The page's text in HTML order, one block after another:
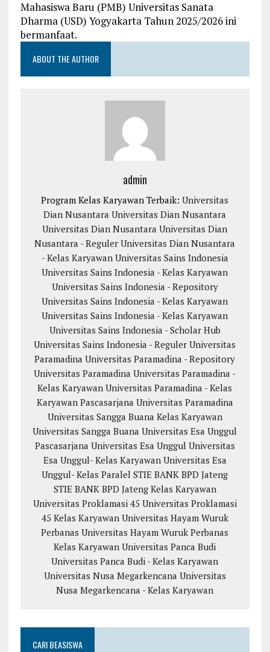
Mahasiswa Baru (PMB) Universitas Sanata
Dharma (USD) Yogyakarta Tahun 2025/2026 ini
bermanfaat.
ABOUT THE AUTHOR
admin
Program Kelas Karyawan Terbaik:Universitas
Dian Nusantara Universitas Dian Nusantara
Universitas Dian Nusantara Universitas Dian
Nusantara - Reguler Universitas Dian Nusantara
- Kelas Karyawan Universitas Sains Indonesia
Universitas Sains Indonesia - Kelas Karyawan
Universitas Sains Indonesia - Repository
Universitas Sains Indonesia - Kelas Karyawan
Universitas Sains Indonesia - Kelas Karyawan
Universitas Sains Indonesia - Scholar Hub
Universitas Sains Indonesia - Reguler Universitas
Paramadina Universitas Paramadina - Repository
Universitas Paramadina Universitas Paramadina -
Kelas Karyawan Universitas Paramadina - Kelas
Karyawan Pascasarjana Universitas Paramadina
Universitas Sangga Buana Kelas Karyawan
Universitas Sangga Buana Universitas Esa Unggul
Pascasarjana Universitas Esa Unggul Universitas
Esa Unggul- Kelas Karyawan Universitas Esa
Unggul- Kelas Paralel STIE BANK BPD Jateng
STIE BANK BPD Jateng Kelas Karyawan
Universitas Proklamasi 45 Universitas Proklamasi
45 Kelas Karyawan Universitas Hayam Wuruk
Perbanas Universitas Hayam Wuruk Perbanas
Kelas Karyawan Universitas Panca Budi
Universitas Panca Budi - Kelas Karyawan
Universitas Nusa Megarkencana Universitas
Nusa Megarkencana - Kelas Karyawan
CARI BEASISWA